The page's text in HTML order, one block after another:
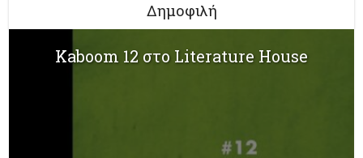
Δημοφιλή
Kaboom 12 στο Literature House